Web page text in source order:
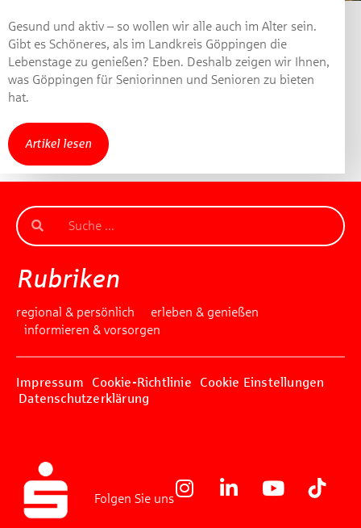
Gesund und aktiv – so wollen wir alle auch im Alter sein.
Gibt es Schöneres, als im Landkreis Göppingen die
Lebenstage zu genießen? Eben. Deshalb zeigen wir Ihnen,
was Göppingen für Seniorinnen und Senioren zu bieten
hat.
Artikel lesen
Rubriken
regional & persönlich
erleben & genießen
informieren & vorsorgen
Impressum Cookie-Richtlinie
Cookie Einstellungen
Datenschutzerklärung
Folgen Sie uns
Beantworten Sie einfach folgende Frage:
Welches Jubiläum feiert die Kreissparkasse
Göppingen in diesem Jahr?